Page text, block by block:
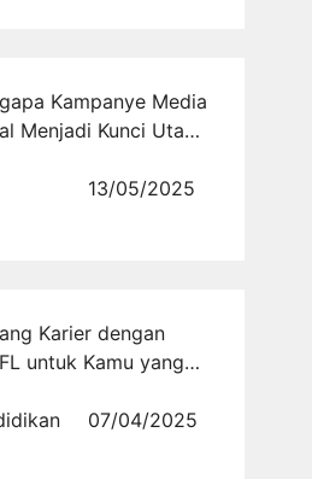
Kampanye Media
Menjadi Kunci Utama
13/05/2025
Karier dengan
untuk Kamu yang
07/04/2025